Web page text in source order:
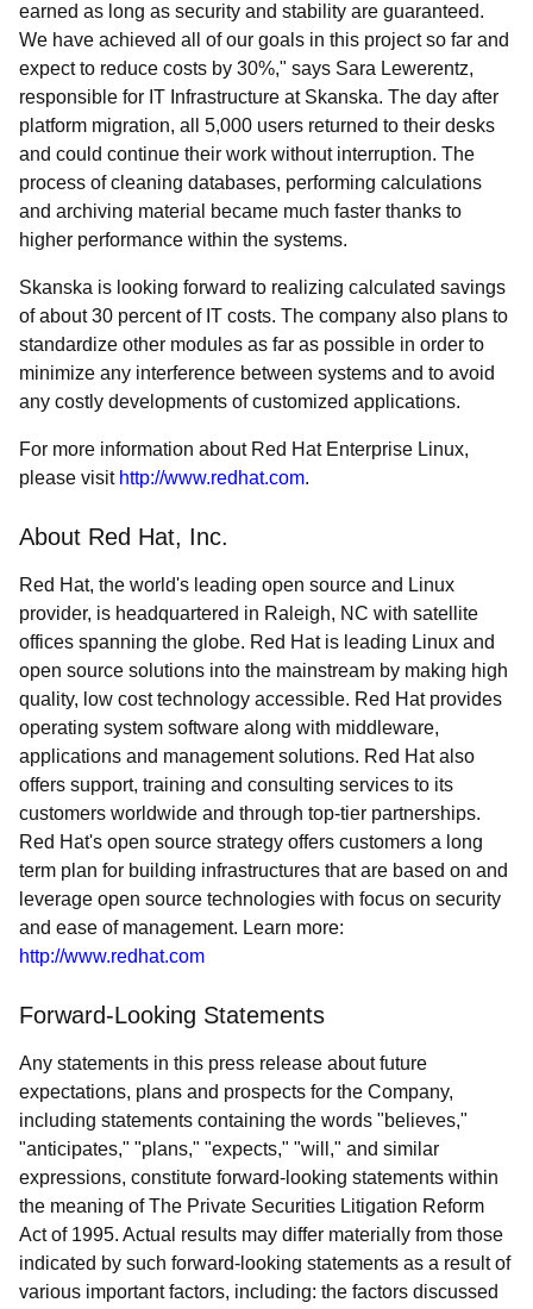
earned as long as security and stability are guaranteed.
We have achieved all of our goals in this project so far and
expect to reduce costs by 30%," says Sara Lewerentz,
responsible for IT Infrastructure at Skanska. The day after
platform migration, all 5,000 users returned to their desks
and could continue their work without interruption. The
process of cleaning databases, performing calculations
and archiving material became much faster thanks to
higher performance within the systems.
Skanska is looking forward to realizing calculated savings
of about 30 percent of IT costs. The company also plans to
standardize other modules as far as possible in order to
minimize any interference between systems and to avoid
any costly developments of customized applications.
For more information about Red Hat Enterprise Linux,
please visit http://www.redhat.com.
About Red Hat, Inc.
Red Hat, the world's leading open source and Linux
provider, is headquartered in Raleigh, NC with satellite
offices spanning the globe. Red Hat is leading Linux and
open source solutions into the mainstream by making high
quality, low cost technology accessible. Red Hat provides
operating system software along with middleware,
applications and management solutions. Red Hat also
offers support, training and consulting services to its
customers worldwide and through top-tier partnerships.
Red Hat's open source strategy offers customers a long
term plan for building infrastructures that are based on and
leverage open source technologies with focus on security
and ease of management. Learn more:
http://www.redhat.com
Forward-Looking Statements
Any statements in this press release about future
expectations, plans and prospects for the Company,
including statements containing the words "believes,"
"anticipates," "plans," "expects," "will," and similar
expressions, constitute forward-looking statements within
the meaning of The Private Securities Litigation Reform
Act of 1995. Actual results may differ materially from those
indicated by such forward-looking statements as a result of
various important factors, including: the factors discussed